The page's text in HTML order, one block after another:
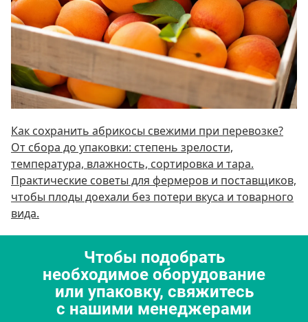
Как сохранить абрикосы свежими при перевозке?
От сбора до упаковки: степень зрелости,
температура, влажность, сортировка и тара.
Практические советы для фермеров и поставщиков,
чтобы плоды доехали без потери вкуса и товарного
вида.
Чтобы подобрать
необходимое оборудование
или упаковку, свяжитесь
с нашими менеджерами